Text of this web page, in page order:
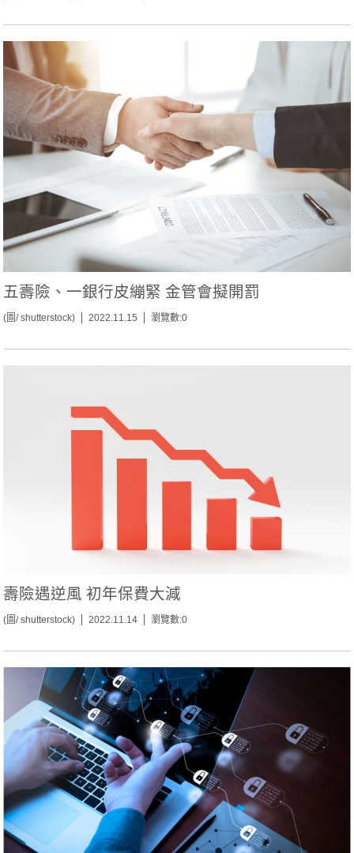
五壽險、一銀行皮繃緊 金管會擬開罰
(圖/ shutterstock) 2022.11.15 瀏覽數:0
壽險遇逆風 初年保費大減
(圖/ shutterstock) 2022.11.14 瀏覽數:0